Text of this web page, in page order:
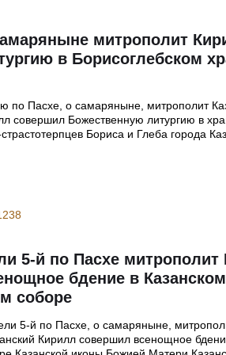
митрополит
в Борисоглебском
по Пасхе, о самаряныне, митрополит
совершил Божественную литургию в
Бориса и Глеба города
5-й по Пасхе митрополит
бдение в Казанском
соборе
5-й по Пасхе, о самаряныне,
Кирилл совершил всенощное